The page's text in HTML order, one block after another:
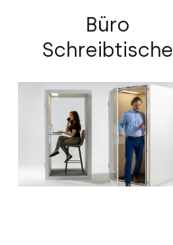
Büro
Schreibtische